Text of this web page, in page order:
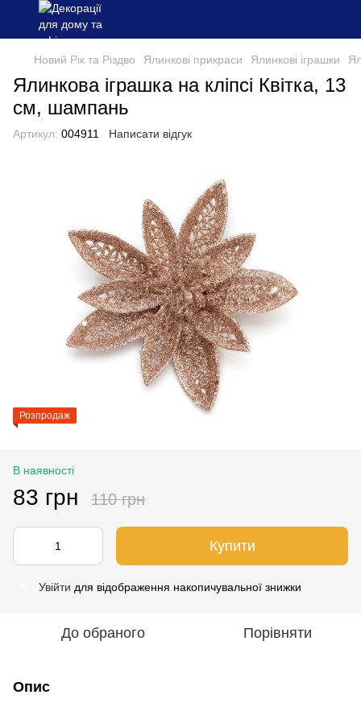
Новий Рік та Різдво Ялинкові прикраси Ялинкові іграшки
Ялинкова іграшка на кліпсі Квітка, 13
см, шампань
Артикул: 004911 Написати відгук
Розпродаж
В наявності
83 грн 110 грн
Купити
Увійти для відображення накопичувальної знижки
До обраного Порівняти
Опис